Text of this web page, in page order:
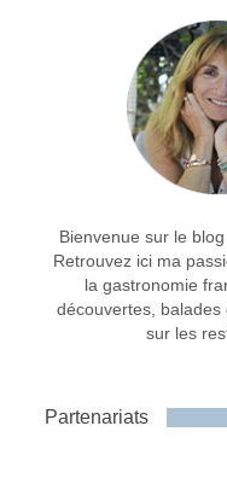
Bienvenue sur le
Retrouvez ici ma
la gastronomie
découvertes,
sur les
Partenariats